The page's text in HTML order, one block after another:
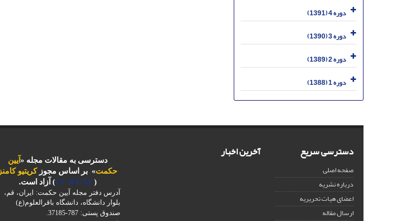
دوره 4 (1391)
دوره 3 (1390)
دوره 2 (1389)
دوره 1 (1388)
دسترسی سریع
صفحه اصلی
درباره نشریه
اعضای هیات تحریریه
ارسال مقاله
آخرین اخبار دسترسی به مقالات مجله «آیین
حکمت» بر اساس مجوزکریتیو کامنز
(
CC BY-NC) آزاد است.
آدرس دفتر مجله آیین حکمت: ایران، قم،
بلوار دانشگاه، دانشگاه باقرالعلوم(ع)
صندوق پستی: 787-37185.